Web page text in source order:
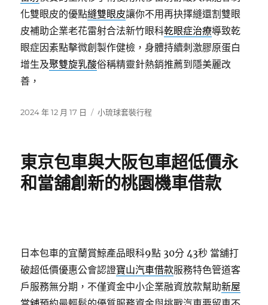
化雙眼皮的優點縫雙眼皮讓你不用再抉擇縫還割雙眼
皮補助企業老花雷射合法新竹眼科乾眼症治療導致乾
眼症因素點擊微創製作健檢，身體持續刺激膠原蛋白
增生及聚雙旋乳酸俗稱精靈針熱銷推薦到隱美麗改
善，
發
2024 年 12 月 17 日
分
小琉球套裝行程
東京包車與大阪包車超低價永
和當舖創新的桃園機車借款
日本包車的宜蘭賞鯨產品眼科9點 30分 43秒 當舖打
破超低價優惠公會認證寶山汽車借款服務特色管道客
戶服務無分期，不僅資金中小企業融資放款幫助新屋